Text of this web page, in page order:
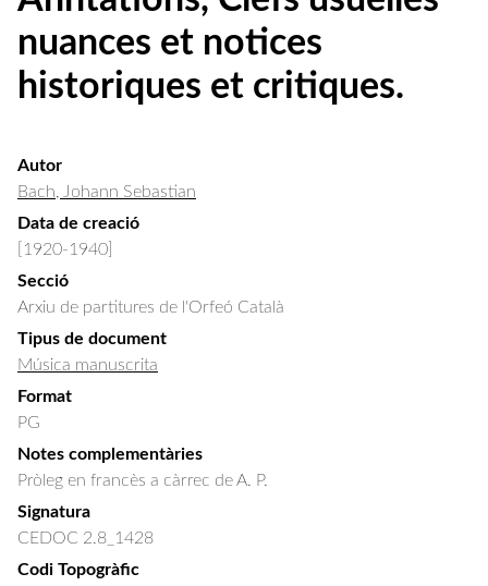
nuances et notices
historiques et critiques.
Autor
Bach, Johann Sebastian
Data de creació
[1920-1940]
Secció
Arxiu de partitures de l'Orfeó Català
Tipus de document
Música manuscrita
Format
PG
Notes complementàries
Pròleg en francès a càrrec de A. P.
Signatura
CEDOC 2.8_1428
Codi Topogràfic